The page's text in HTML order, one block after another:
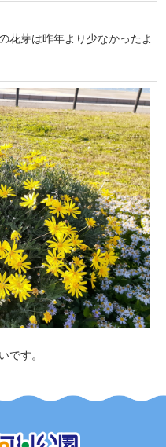
花芽は昨年より少なかったよ
です。